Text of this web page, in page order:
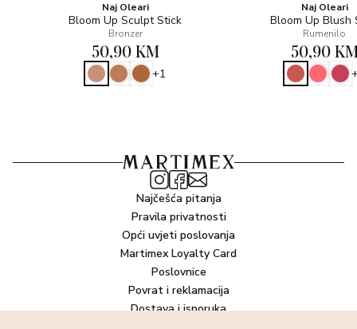
Naj Oleari
Bloom Up Sculpt Stick
Bronzer
50,90 KM
+1
Naj Oleari
Bloom Up Blush
Rumenilo
50,90
Najčešća pitanja
Pravila privatnosti
Opći uvjeti poslovanja
Martimex Loyalty Card
Poslovnice
Povrat i reklamacija
Dostava i isporuka